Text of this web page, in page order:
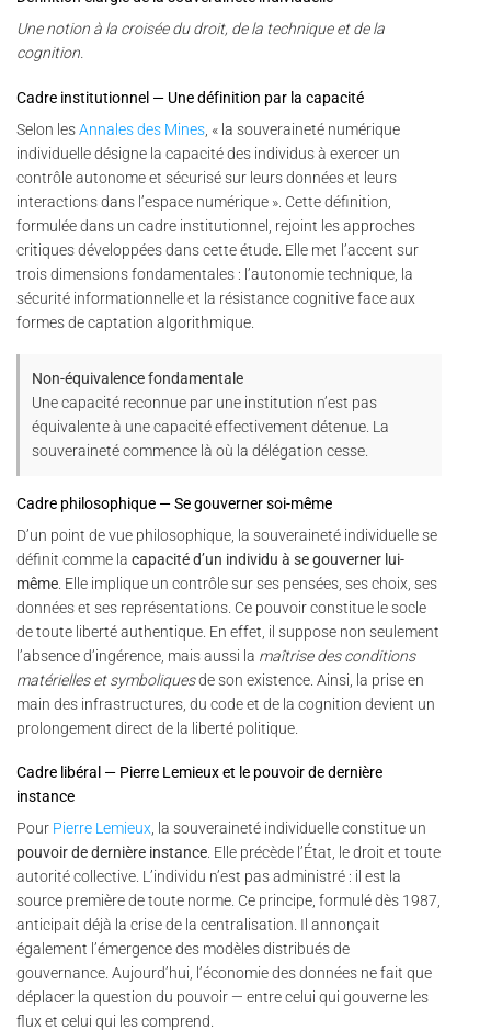
Une notion à la croisée du droit, de la technique et de la
cognition.
Cadre institutionnel — Une définition par la capacité
Selon lesAnnales des Mines , « la souveraineté numérique
individuelle désigne la capacité des individus à exercer un
contrôle autonome et sécurisé sur leurs données et leurs
interactions dans l’espace numérique ». Cette définition,
formulée dans un cadre institutionnel, rejoint les approches
critiques développées dans cette étude. Elle met l’accent sur
trois dimensions fondamentales : l’autonomie technique, la
sécurité informationnelle et la résistance cognitive face aux
formes de captation algorithmique.
Non-équivalence fondamentale
Une capacité reconnue par une institution n’est pas
équivalente à une capacité effectivement détenue. La
souveraineté commence là où la délégation cesse.
Cadre philosophique — Se gouverner soi-même
D’un point de vue philosophique, la souveraineté individuelle se
définit comme la capacité d’un individu à se gouverner lui-
même . Elle implique un contrôle sur ses pensées, ses choix, ses
données et ses représentations. Ce pouvoir constitue le socle
de toute liberté authentique. En effet, il suppose non seulement
l’absence d’ingérence, mais aussi la maîtrise des conditions
matérielles et symboliquesde son existence. Ainsi, la prise en
main des infrastructures, du code et de la cognition devient un
prolongement direct de la liberté politique.
Cadre libéral — Pierre Lemieux et le pouvoir de dernière
instance
Pour Pierre Lemieux , la souveraineté individuelle constitue un
pouvoir de dernière instance . Elle précède l’État, le droit et toute
autorité collective. L’individu n’est pas administré : il est la
source première de toute norme. Ce principe, formulé dès 1987,
anticipait déjà la crise de la centralisation. Il annonçait
également l’émergence des modèles distribués de
gouvernance. Aujourd’hui, l’économie des données ne fait que
déplacer la question du pouvoir — entre celui qui gouverne les
flux et celui qui les comprend.